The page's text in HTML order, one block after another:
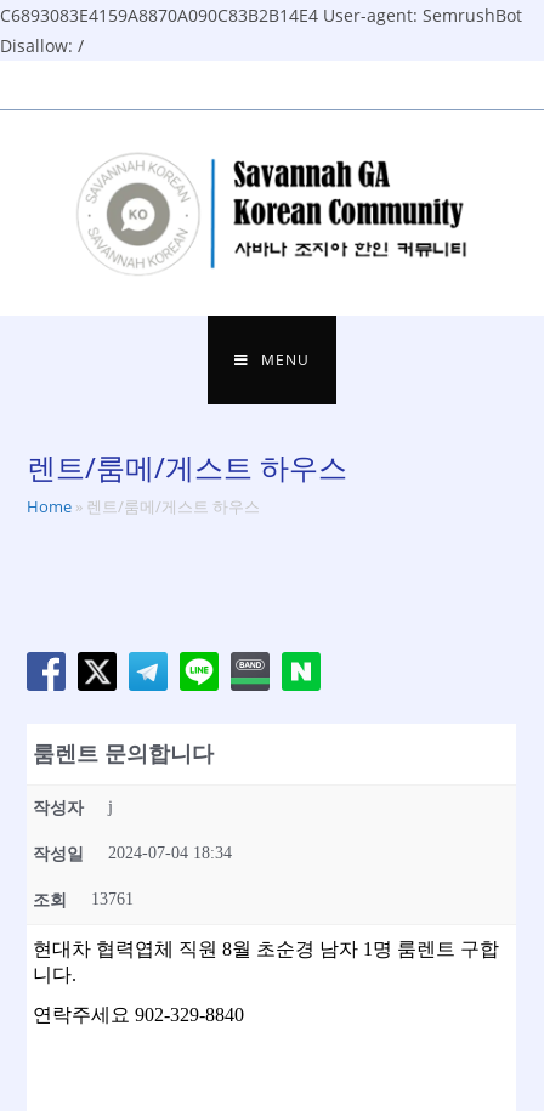
C6893083E4159A8870A090C83B2B14E4 User-agent: SemrushBot
Disallow: /
to
MENU
렌트/룸메/게스트 하우스
Home » 렌트/룸메/게스트 하우스